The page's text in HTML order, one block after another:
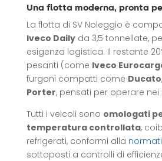
Una flotta moderna, pronta
La flotta di SV Noleggio è
Iveco Dailyda 3,5 tonnellate,
esigenza logistica. Il restante
pesanti (come Iveco
furgoni compatti come Ducato,
Porter, pensati per operare nei
Tutti i veicoli sono omologati
temperatura controllata,
refrigerati, conformi alla
sottoposti a controlli di